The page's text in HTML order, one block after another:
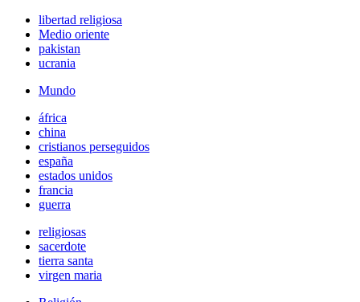
libertad religiosa
Medio oriente
pakistan
ucrania
Mundo
áfrica
china
cristianos perseguidos
españa
estados unidos
francia
guerra
religiosas
sacerdote
tierra santa
virgen maria